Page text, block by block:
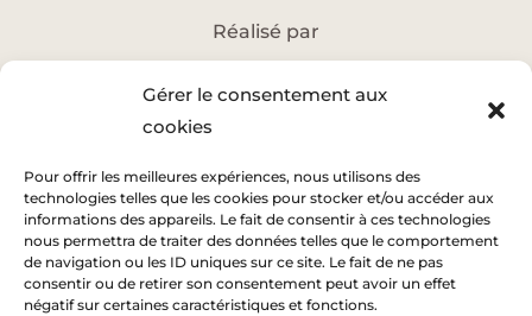
Gérer le consentement aux
cookies
Pour offrir les meilleures expériences, nous utilisons des
technologies telles que les cookies pour stocker et/ou accéder aux
informations des appareils. Le fait de consentir à ces technologies
nous permettra de traiter des données telles que le comportement
de navigation ou les ID uniques sur ce site. Le fait de ne pas
consentir ou de retirer son consentement peut avoir un effet
négatif sur certaines caractéristiques et fonctions.
Réalisé par